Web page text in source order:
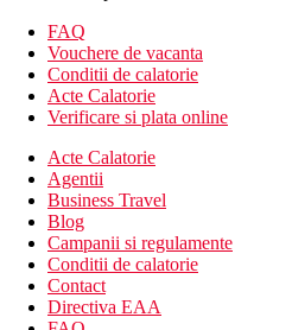
Alte tipuri de camere
facilitatile de mai sus)
Camera dubla, vedere la
Camera de familie, vedere
Camera de familie, vedere
Descrierea hotelului
hol de intrare cu receptie
restaurantul principal
restaurant tematic
mai multe baruri
bar de zi
bar langa piscina
internet cafe (contra cost)
FAQ
Vouchere de vacanta
Conditii de calatorie
Acte Calatorie
Verificare si plata online
Acte Calatorie
Agentii
Business Travel
Blog
Campanii si regulamente
Conditii de calatorie
Contact
Directiva EAA